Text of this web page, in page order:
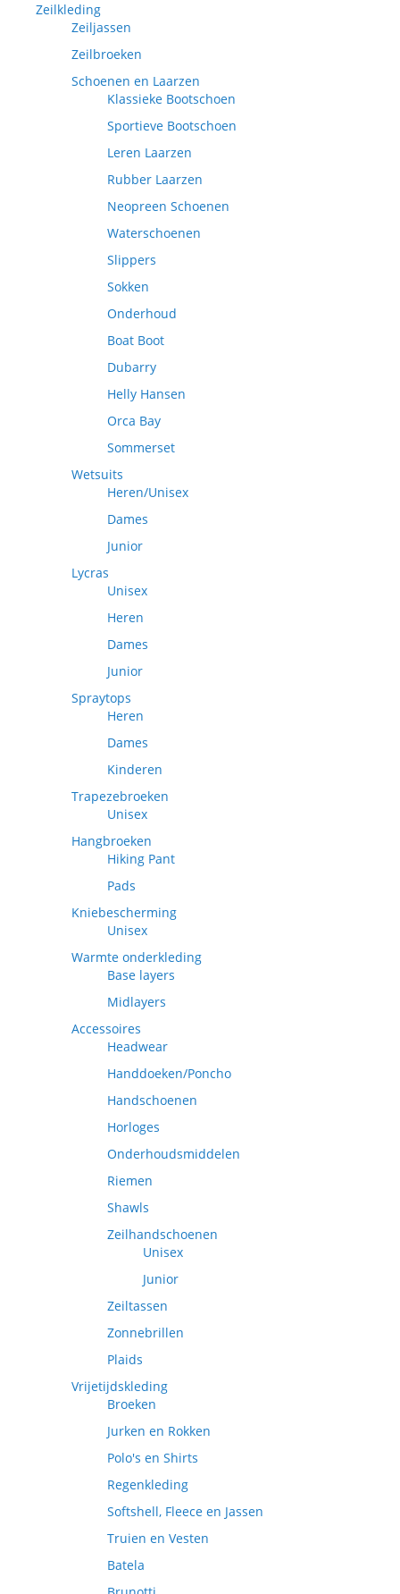
Zeilkleding
Zeiljassen
Zeilbroeken
Schoenen en Laarzen
Klassieke Bootschoen
Sportieve Bootschoen
Leren Laarzen
Rubber Laarzen
Neopreen Schoenen
Waterschoenen
Slippers
Sokken
Onderhoud
Boat Boot
Dubarry
Helly Hansen
Orca Bay
Sommerset
Wetsuits
Heren/Unisex
Dames
Junior
Lycras
Unisex
Heren
Dames
Junior
Spraytops
Heren
Dames
Kinderen
Trapezebroeken
Unisex
Hangbroeken
Hiking Pant
Pads
Kniebescherming
Unisex
Warmte onderkleding
Base layers
Midlayers
Accessoires
Headwear
Handdoeken/Poncho
Handschoenen
Horloges
Onderhoudsmiddelen
Riemen
Shawls
Zeilhandschoenen
Unisex
Junior
Zeiltassen
Zonnebrillen
Plaids
Vrijetijdskleding
Broeken
Jurken en Rokken
Polo's en Shirts
Regenkleding
Softshell, Fleece en Jassen
Truien en Vesten
Batela